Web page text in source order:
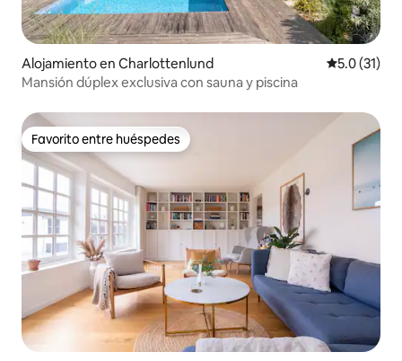
Alojamiento en Charlottenlund Calificación
5.0 (31)
Mansión dúplex exclusiva con sauna y piscina
Favorito entre huéspedes
Favorito entre huéspedes